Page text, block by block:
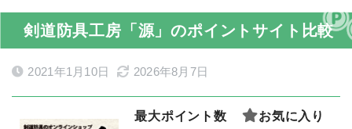
剣道防具工房「源」のポイントサイト比較
2021年1月10日 2026年8月7日
最大ポイント数 お気に入り